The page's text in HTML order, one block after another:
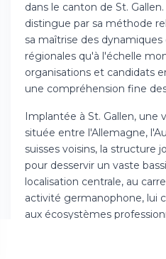
dans le canton de St.
distingue par sa méthode
sa maîtrise des
régionales qu'à l'échelle
organisations et candidats
une compréhension fine
Implantée à St. Gallen, une
située entre l'Allemagne,
suisses voisins, la structure
pour desservir un vaste
localisation centrale, au
activité germanophone, lui
aux écosystèmes